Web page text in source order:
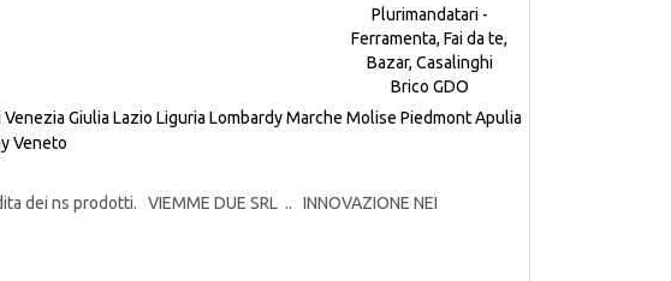
Venezia Giulia Lazio Liguria LombardyMarche Molise PiedmontApulia
Veneto
dei ns prodotti. VIEMME DUE SRL .. INNOVAZIONE NEI